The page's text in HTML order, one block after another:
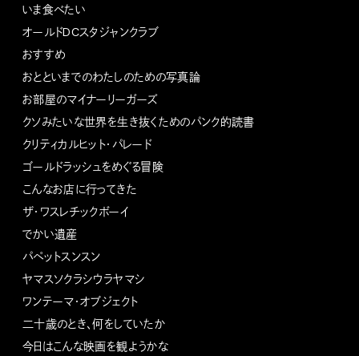
いま食べたい
オールドDCスタジャンクラブ
おすすめ
おとといまでのわたしのための写真論
お部屋のマイナーリーガーズ
クソみたいな世界を生き抜くためのパンク的読書
クリティカルヒット・パレード
ゴールドラッシュをめぐる冒険
こんなお店に行ってきた
ザ・ワスレチックボーイ
でかい遺産
パペットスンスン
ヤマスソクラシウラヤマシ
ワンテーマ・オブジェクト
二十歳のとき、何をしていたか
今日はこんな映画を観ようかな